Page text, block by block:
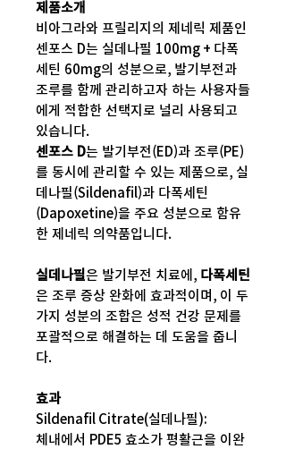
제품소개
비아그라와 프릴리지의 제네릭 제품인
센포스 D는 실데나필 100mg + 다폭
세틴 60mg의 성분으로, 발기부전과
조루를 함께 관리하고자 하는 사용자들
에게 적합한 선택지로 널리 사용되고
있습니다.
센포스 D는 발기부전(ED)과 조루(PE)
를 동시에 관리할 수 있는 제품으로, 실
데나필(Sildenafil)과 다폭세틴
(Dapoxetine)을 주요 성분으로 함유
한 제네릭 의약품입니다.
실데나필은 발기부전 치료에, 다폭세틴
은 조루 증상 완화에 효과적이며, 이 두
가지 성분의 조합은 성적 건강 문제를
포괄적으로 해결하는 데 도움을 줍니
다.
효과
Sildenafil Citrate(실데나필):
체내에서 PDE5 효소가 평활근을 이완